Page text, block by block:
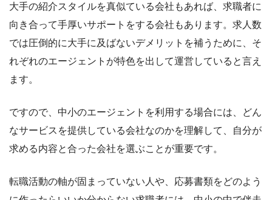
大手の紹介スタイルを真似ている会社もあれば、求職者に
向き合って手厚いサポートをする会社もあります。求人数
では圧倒的に大手に及ばないデメリットを補うために、そ
れぞれのエージェントが特色を出して運営していると言え
ます。
ですので、中小のエージェントを利用する場合には、
どん
なサービスを提供している会社なのかを理解して、自分が
求める内容と合った会社を選ぶことが重要です。
転職活動の軸が固まっていない人や、応募書類をどのよう